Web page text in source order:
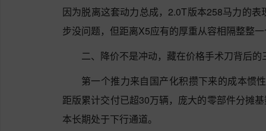
因为脱离这套动力总成，2.0T版本258马力的表
步没问题，但距离X5应有的厚重从容相隔整整
二、降价不是冲动，藏在价格手术刀背后的
第一个推力来自国产化积攒下来的成本惯
距版累计交付已超30万辆，庞大的零部件分摊
本长期处于下行通道。